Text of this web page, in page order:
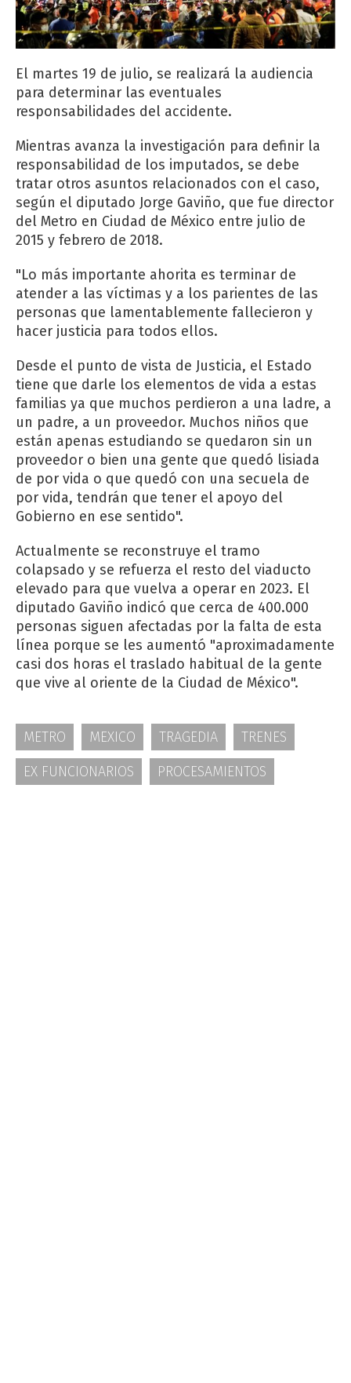
El martes 19 de julio, se realizará la audiencia
para determinar las eventuales
responsabilidades del accidente.
Mientras avanza la investigación para definir la
responsabilidad de los imputados, se debe
tratar otros asuntos relacionados con el caso,
según el diputado Jorge Gaviño, que fue director
del Metro en Ciudad de México entre julio de
2015 y febrero de 2018.
"Lo más importante ahorita es terminar de
atender a las víctimas y a los parientes de las
personas que lamentablemente fallecieron y
hacer justicia para todos ellos.
Desde el punto de vista de Justicia, el Estado
tiene que darle los elementos de vida a estas
familias ya que muchos perdieron a una ladre, a
un padre, a un proveedor. Muchos niños que
están apenas estudiando se quedaron sin un
proveedor o bien una gente que quedó lisiada
de por vida o que quedó con una secuela de
por vida, tendrán que tener el apoyo del
Gobierno en ese sentido".
Actualmente se reconstruye el tramo
colapsado y se refuerza el resto del viaducto
elevado para que vuelva a operar en 2023. El
diputado Gaviño indicó que cerca de 400.000
personas siguen afectadas por la falta de esta
línea porque se les aumentó "aproximadamente
casi dos horas el traslado habitual de la gente
que vive al oriente de la Ciudad de México".
METRO MEXICO TRAGEDIA
TRENES
EX FUNCIONARIOS
PROCESAMIENTOS